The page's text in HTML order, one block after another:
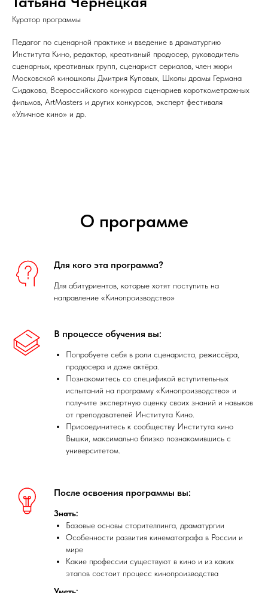
Куратор программы
Педагог по сценарной практике и введение в драматургию
Института Кино, редактор, креативный продюсер, руководитель
сценарных, креативных групп, сценарист сериалов, член жюри
Московской киношколы Дмитрия Куповых, Школы драмы Германа
Сидакова, Всероссийского конкурса сценариев короткометражных
фильмов, ArtMasters и других конкурсов, эксперт фестиваля
«Уличное кино» и др.
О программе
Для кого эта программа?
Для абитуриентов, которые хотят поступить на
направление «Кинопроизводство»
В процессе обучения вы:
Попробуете себя в роли сценариста, режиссёра,
продюсера и даже актёра.
Познакомитесь со спецификой вступительных
испытаний на программу «Кинопроизводство» и
получите экспертную оценку своих знаний и навыков
от преподавателей Института Кино.
Присоединитесь к сообществу Института кино
Вышки, максимально близко познакомившись с
университетом.
После освоения программы вы:
Знать:
Базовые основы сторителлинга, драматургии
Особенности развития кинематографа в России и
мире
Какие профессии существуют в кино и из каких
этапов состоит процесс кинопроизводства